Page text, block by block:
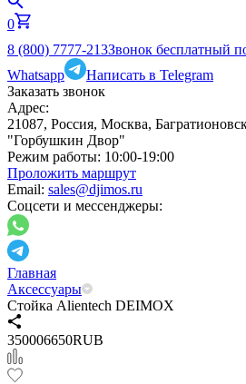
0
8 (800) 7777-213Звонок бесплатный
Whatsapp
Написать в Telegram
Заказать звонок
Адрес:
21087, Россия, Москва,
"Горбушкин Двор"
Режим работы: 10:00-19:00
Проложить маршрут
Email: sales@djimos.ru
Соцсети и мессенджеры:
Главная
Аксессуары
Стойка Alientech DEIMOX
350006650RUB